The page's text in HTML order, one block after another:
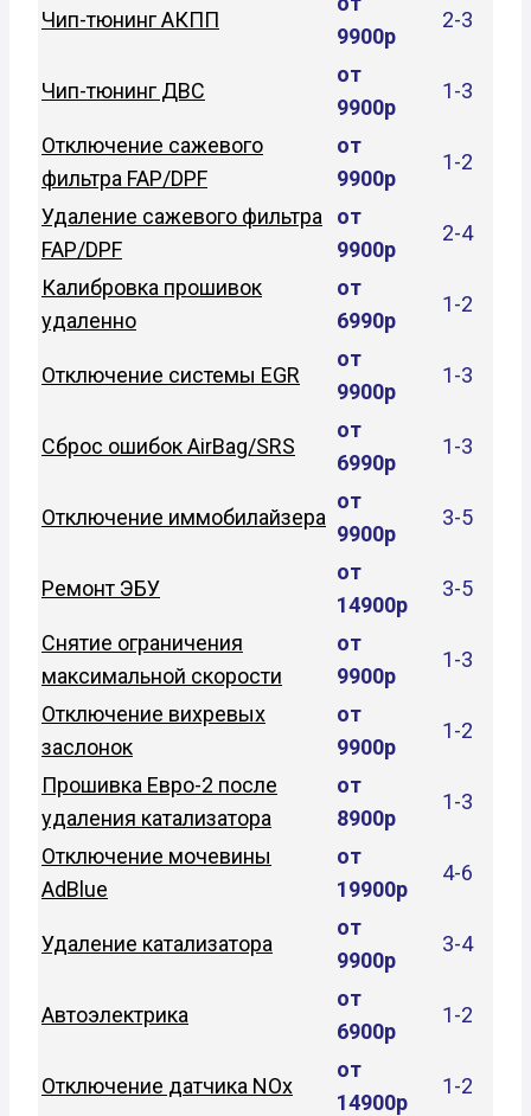
Чип-тюнинг АКПП
9900р
2-3
Чип-тюнинг ДВС
от
9900р
1-3
Отключение сажевого
фильтра FAP/DPF
от
9900р
1-2
Удаление сажевого фильтра
FAP/DPF
от
9900р
2-4
Калибровка прошивок
удаленно
от
6990р
1-2
Отключение системы EGR
от
9900р
1-3
Сброс ошибок AirBag/SRS
от
6990р
1-3
Отключение иммобилайзера
от
9900р
3-5
Ремонт ЭБУ
от
14900р
3-5
Снятие ограничения
максимальной скорости
от
9900р
1-3
Отключение вихревых
заслонок
от
9900р
1-2
Прошивка Евро-2 после
удаления катализатора
от
8900р
1-3
Отключение мочевины
AdBlue
от
19900р
4-6
Удаление катализатора
от
9900р
3-4
Автоэлектрика
от
6900р
1-2
Отключение датчика NOx
от
14900р
1-2